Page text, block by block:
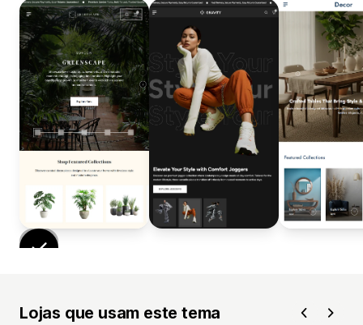
Lojas que usam este tema